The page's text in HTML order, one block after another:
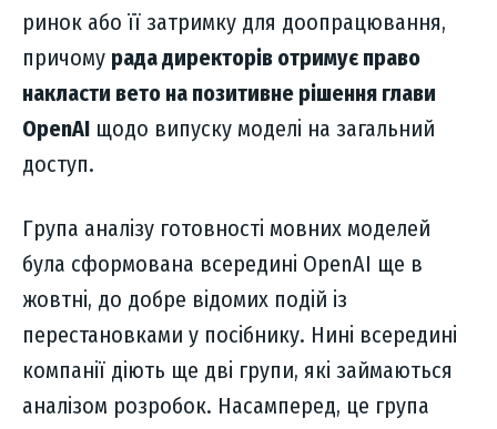
ринок або її затримку для доопрацювання,
причому рада директорів отримує право
накласти вето на позитивне рішення глави
OpenAI щодо випуску моделі на загальний
доступ.
Група аналізу готовності мовних моделей
була сформована всередині OpenAI ще в
жовтні, до добре відомих подій із
перестановками у посібнику. Нині всередині
компанії діють ще дві групи, які займаються
аналізом розробок. Насамперед, це група